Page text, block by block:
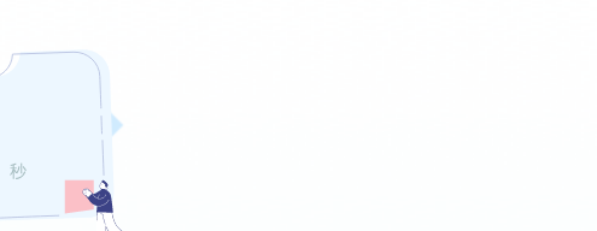
秒